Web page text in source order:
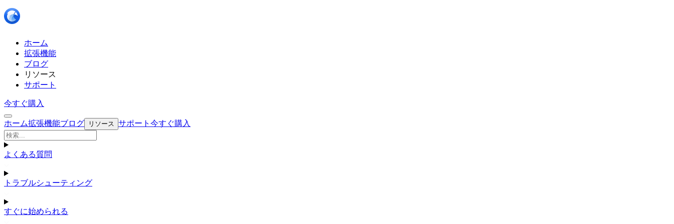
ホーム
拡張機能
ブログ
リソース
サポート
今すぐ購入
ホーム拡張機能ブログ リソース サポート 今すぐ購入
よくある質問
トラブルシューティング
すぐに始められる